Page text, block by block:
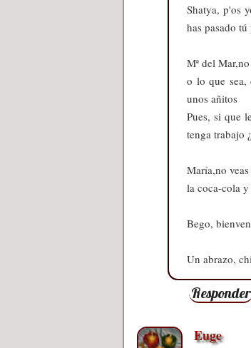
Shatya, p'os
has pasado
Mª del
o lo que sea,
unos añitos
Pues, si que
tenga trabajo
María,no
la coca-cola y
Bego,
Un abrazo,
Responder
Euge